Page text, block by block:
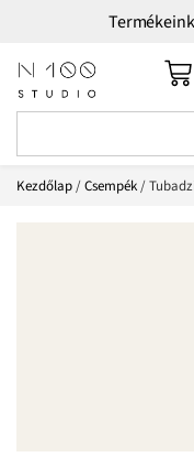
Kezdőlap/Csempék/